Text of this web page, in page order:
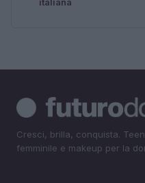
Cresci, brilla, conquista.
femminile e makeup per la